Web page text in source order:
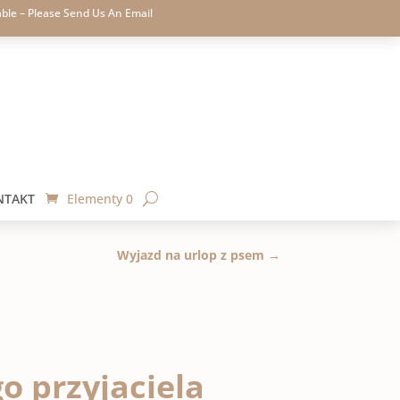
– Please Send Us An Email
Elementy 0
Wyjazd na urlop z psem →
przyjaciela